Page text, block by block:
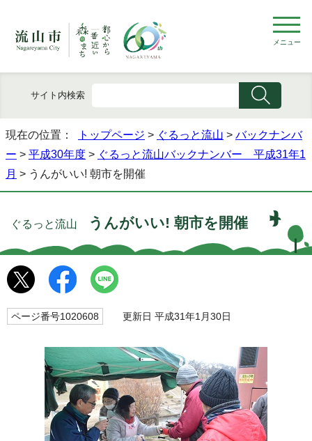
メニュー
サイト内検索
現在の位置： トップページ > ぐるっと流山 > バックナンバ
ー > 平成30年度 > ぐるっと流山バックナンバー 平成31年1
月 > うんがいい! 朝市を開催
ぐるっと流山 うんがいい! 朝市を開催
ページ番号1020608 更新日 平成31年1月30日